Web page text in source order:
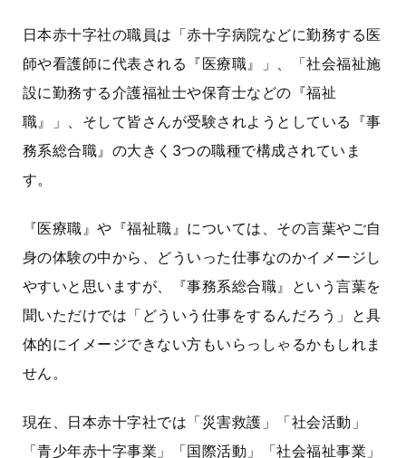
日本赤十字社の職員は「赤十字病院などに勤務する医
師や看護師に代表される『医療職』」、「社会福祉施
設に勤務する介護福祉士や保育士などの『福祉
職』」、そして皆さんが受験されようとしている『事
務系総合職』の大きく3つの職種で構成されていま
す。
『医療職』や『福祉職』については、その言葉やご自
身の体験の中から、どういった仕事なのかイメージし
やすいと思いますが、『事務系総合職』という言葉を
聞いただけでは「どういう仕事をするんだろう」と具
体的にイメージできない方もいらっしゃるかもしれま
せん。
現在、日本赤十字社では「災害救護」「社会活動」
「青少年赤十字事業」「国際活動」「社会福祉事業」